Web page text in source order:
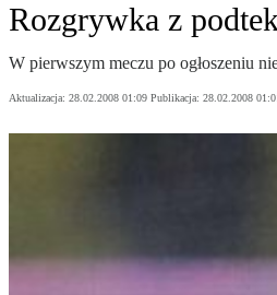
Rozgrywka z
W pierwszym meczu po ogłoszeniu
Aktualizacja: 28.02.2008 01:09 Publikacja: 28.02.2008